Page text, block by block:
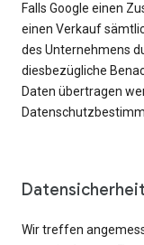
Falls Google einen
einen Verkauf
des Unternehmens
diesbezügliche
Daten übertragen
Datensicherheit
Wir treffen